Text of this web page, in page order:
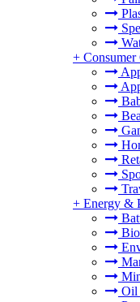
+ Consumer
+ Energy &
Oil